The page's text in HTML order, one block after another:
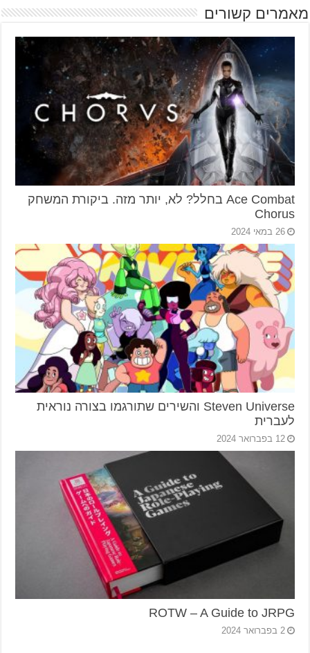
מאמרים קשורים
Ace Combat בחלל? לא, יותר מזה. ביקורת המשחק
Chorus
26 במאי 2024
Steven Universe והשירים שתורגמו בצורה נוראית
לעברית
12 בפברואר 2024
ROTW – A Guide to JRPG
2 בפברואר 2024